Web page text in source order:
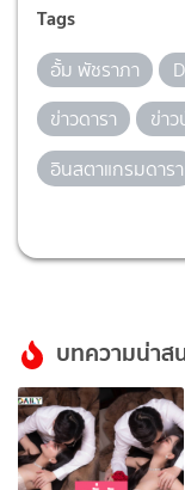
Tags
อั้ม พัชราภา
ข่าวดารา
ข่า
อินสตาแกรมดารา
บทความน่าส